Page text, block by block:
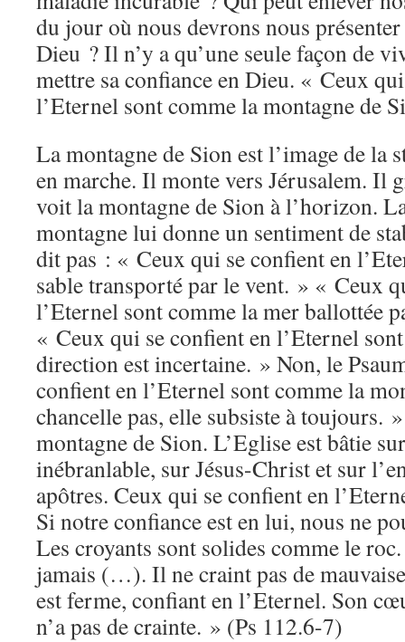
du jour où nous devrons nous présenter
Dieu ? Il n’y a qu’une seule façon de
mettre sa confiance en Dieu. « Ceux
l’Eternel sont comme la montagne de
La montagne de Sion est l’image de la
en marche. Il monte vers Jérusalem. Il
voit la montagne de Sion à l’horizon.
montagne lui donne un sentiment de
dit pas : « Ceux qui se confient en
sable transporté par le vent. » « Ceux
l’Eternel sont comme la mer ballottée
« Ceux qui se confient en l’Eternel
direction est incertaine. » Non, le
confient en l’Eternel sont comme la
chancelle pas, elle subsiste à toujours.
montagne de Sion. L’Eglise est bâtie
inébranlable, sur Jésus-Christ et sur
apôtres. Ceux qui se confient en
Si notre confiance est en lui, nous ne
Les croyants sont solides comme le
jamais (…). Il ne craint pas de
est ferme, confiant en l’Eternel. Son
n’a pas de crainte. » (Ps 112.6-7)